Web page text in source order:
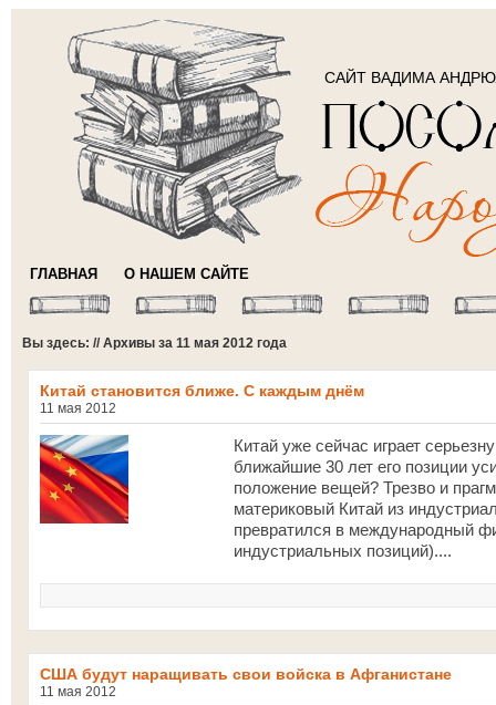
САЙТ ВАДИМА
ГЛАВНАЯ О НАШЕМ САЙТЕ
Вы здесь: // Архивы за 11 мая 2012 года
Китай становится ближе. С каждым днём
11 мая 2012
Китай уже сейчас играет
ближайшие 30 лет его позиции
положение вещей? Трезво и
материковый Китай из
превратился в международный
индустриальных позиций)....
США будут наращивать свои войска в Афганистане
11 мая 2012